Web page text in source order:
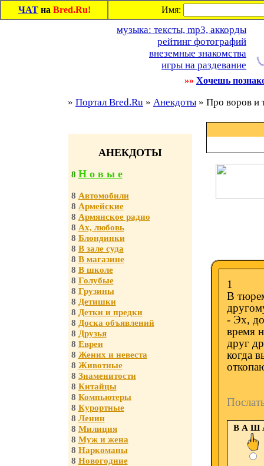
ЧАТ на Bred.Ru! Имя:
музыка: тексты, mp3, аккорды
рейтинг фотографий
внеземные знакомства
игры на раздевание
»» Хочешь
» Портал Bred.Ru » Анекдоты » Про воров и
АНЕКДОТЫ
8 Н о в ы е
8 Автомобили
8 Армейские
8 Армянское радио
8 Ах, любовь
8 Блондинки
8 В зале суда
8 В магазине
8 В школе
8 Голубые
8 Грузины
8 Детишки
8 Детки и предки
8 Доска объявлений
8 Друзья
8 Евреи
8 Жених и невеста
8 Животные
8 Знаменитости
8 Китайцы
8 Компьютеры
8 Курортные
8 Ленин
8 Милиция
8 Муж и жена
8 Наркоманы
8 Новогодние
1
В
- Эх,
время
друг
когда
В А Ш